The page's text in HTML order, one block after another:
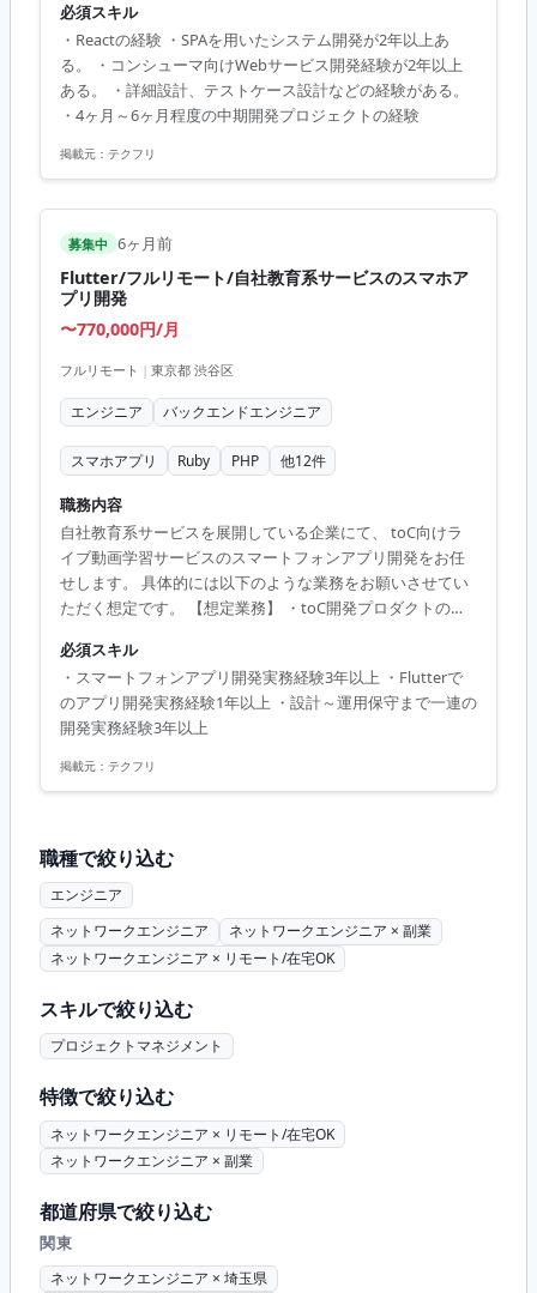
HTML/CSS/JavaScript/node.js/Reactによる、フロントサイ
ドのSPA/SSRWEBサイト開発。 ・詳細設計/製造/単体テス
ト。プロジェクトによっては保守・運用までを含む。 ・ス
キルとプロジェクトによって基本設計、技術担当として顧
客MTG同席の可能性あり。 ・Node.jsでのサーバーサイド
開発 【技術環境】 ・JavaScript、React、Node.js...
必須スキル
・Reactの経験 ・SPAを用いたシステム開発が2年以上あ
る。 ・コンシューマ向けWebサービス開発経験が2年以上
ある。 ・詳細設計、テストケース設計などの経験がある。
・4ヶ月～6ヶ月程度の中期開発プロジェクトの経験
掲載元： テクフリ
募集中 6ヶ月前
Flutter/フルリモート/自社教育系サービスのスマホア
プリ開発
〜770,000円/月
フルリモート | 東京都 渋谷区
エンジニア バックエンドエンジニア
スマホアプリ Ruby PHP 他12件
職務内容
自社教育系サービスを展開している企業にて、 toC向けラ
イブ動画学習サービスのスマートフォンアプリ開発をお任
せします。 具体的には以下のような業務をお願いさせてい
ただく想定です。 【想定業務】 ・toC開発プロダクトのア
からの要求事項から各種機能の設計、開発 ・アプリの機能
開発全般 ・エンジニア視点での立案・企画による各種機能
の設計、開発 ・toC／toBのバックエンドエンジニアと連携
し最適な開発プロセスの実行 など ■開発環境 - Flutter,
Android, iOS - HTML, CSS, JavaScript - Firebase,
必須スキル
・スマートフォンアプリ開発実務経験3年以上 ・Flutterで
のアプリ開発実務経験1年以上 ・設計～運用保守まで一連の
開発実務経験3年以上
掲載元： テクフリ
職種で絞り込む
エンジニア
ネットワークエンジニア
ネットワークエンジニア × 副業
ネットワークエンジニア × リモート/在宅OK
スキルで絞り込む
プロジェクトマネジメント
特徴で絞り込む
ネットワークエンジニア × リモート/在宅OK
ネットワークエンジニア × 副業
都道府県で絞り込む
関東
ネットワークエンジニア × 埼玉県